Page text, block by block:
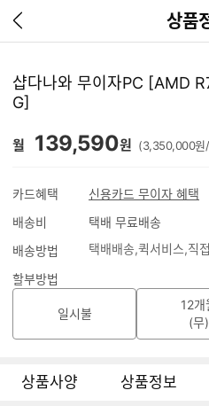
상품
이
지
가
샵다나와 무이자PC [AMD
G]
월 139,590원 (3,350,000원
카드혜택
신용카드 무이자 혜택
배송비
택배 무료배송
배송방법
택배배송 퀵서비스 직
할부방법
일시불
12개
(무)
상품사양 상품정보